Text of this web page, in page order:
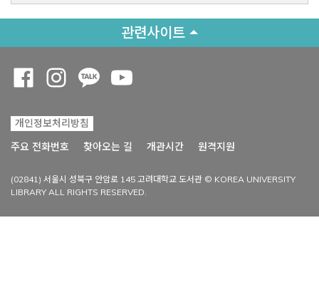
관련사이트
개인정보처리방침
주요 전화번호
찾아오는 길 개관시간 원격지원
(02841) 서울시 성북구 안암로 145 고려대학교 도서관 © KOREA UNIVERSITY
LIBRARY ALL RIGHTS RESERVED.
Opens a new window
Opens a new window
Opens a new window